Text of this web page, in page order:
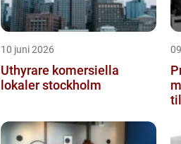
10 juni 2026
Uthyrare komersiella
lokaler stockholm